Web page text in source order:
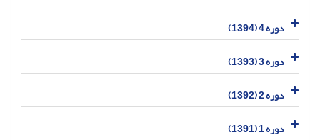
دوره 4 (1394)
دوره 3 (1393)
دوره 2 (1392)
دوره 1 (1391)